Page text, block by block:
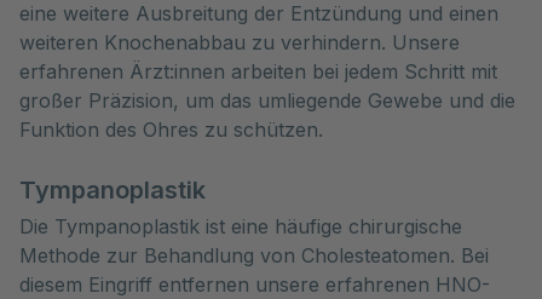
eine weitere Ausbreitung der Entzündung und einen
weiteren Knochenabbau zu verhindern. Unsere
erfahrenen Ärzt:innen arbeiten bei jedem Schritt mit
großer Präzision, um das umliegende Gewebe und die
Funktion des Ohres zu schützen.
Tympanoplastik
Die Tympanoplastik ist eine häufige chirurgische
Methode zur Behandlung von Cholesteatomen. Bei
diesem Eingriff entfernen unsere erfahrenen HNO-